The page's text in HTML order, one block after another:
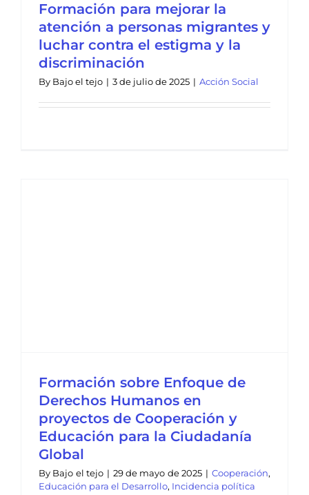
Formación para mejorar la
atención a personas migrantes y
luchar contra el estigma y la
discriminación
By Bajo el tejo | 3 de julio de 2025 | Acción Social
Formación sobre Enfoque de
Derechos Humanos en
proyectos de Cooperación y
Educación para la Ciudadanía
Global
By Bajo el tejo | 29 de mayo de 2025 | Cooperación,
Educación para el Desarrollo, Incidencia política